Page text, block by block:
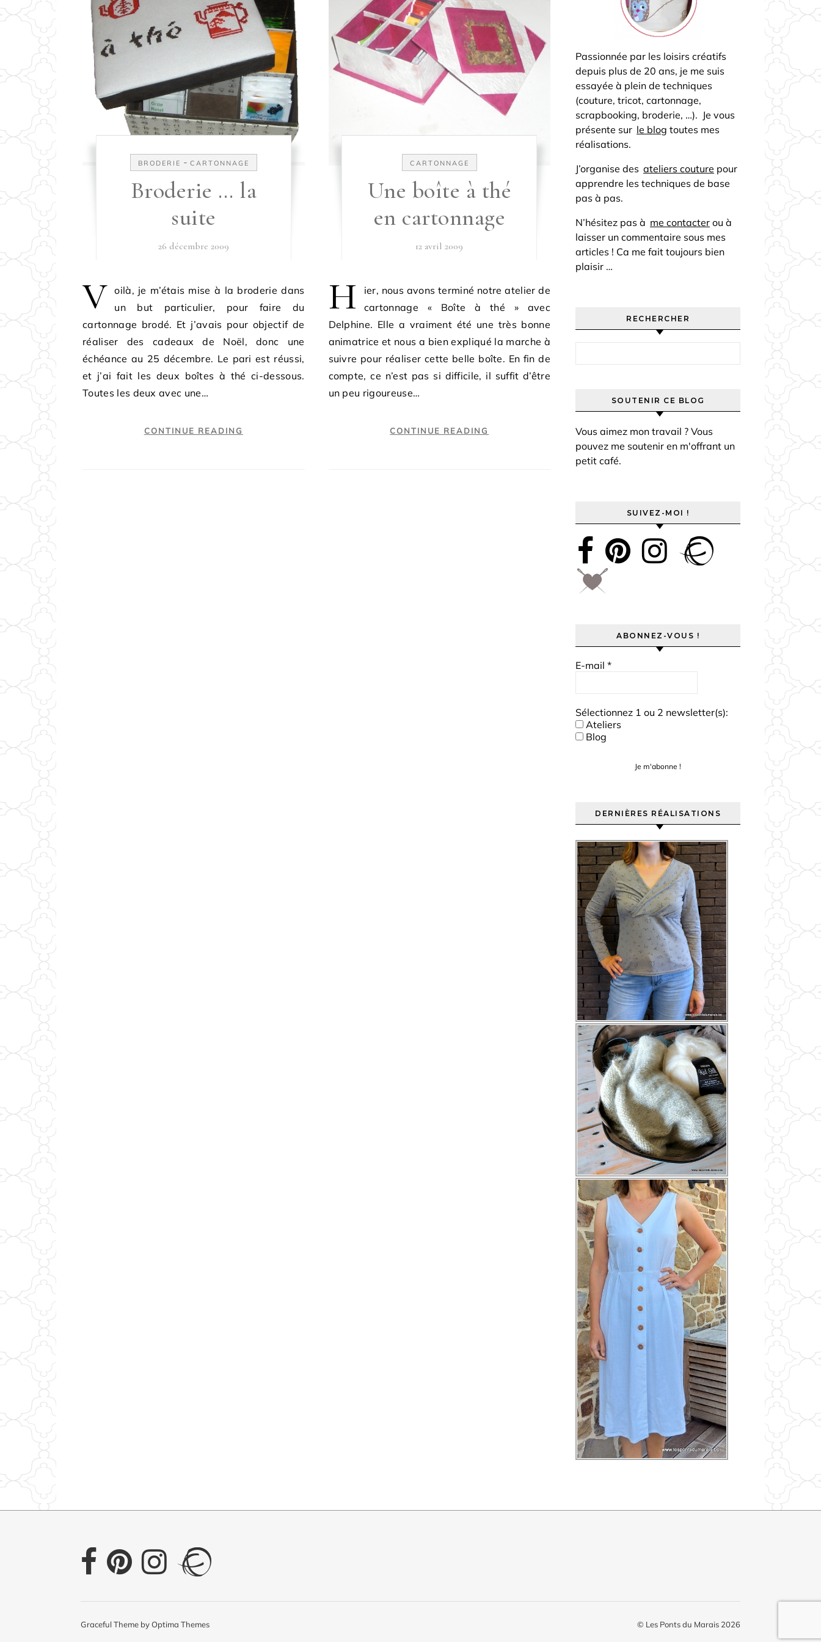
BRODERIE - CARTONNAGE
Broderie … la
suite
26 décembre 2009
V oilà, je m’étais mise à la broderie dans
un but particulier, pour faire du
cartonnage brodé. Et j’avais pour objectif de
réaliser des cadeaux de Noël, donc une
échéance au 25 décembre. Le pari est réussi,
et j’ai fait les deux boîtes à thé ci-dessous.
Toutes les deux avec une…
CONTINUE READING
CARTONNAGE
Une boîte à thé
en cartonnage
12 avril 2009
H
ier, nous avons terminé notre atelier de
cartonnage « Boîte à thé » avec
Delphine. Elle a vraiment été une très bonne
animatrice et nous a bien expliqué la marche à
suivre pour réaliser cette belle boîte. En fin de
compte, ce n’est pas si difficile, il suffit d’être
un peu rigoureuse…
CONTINUE READING
Passionnée par les loisirs créatifs
depuis plus de 20 ans, je me suis
essayée à plein de techniques
(couture, tricot, cartonnage,
scrapbooking, broderie, …). Je vous
présente sur le blog toutes mes
réalisations.
J’organise des ateliers couture pour
apprendre les techniques de base
pas à pas.
N’hésitez pas à me contacter ou à
laisser un commentaire sous mes
articles ! Ca me fait toujours bien
plaisir …
RECHERCHER
SOUTENIR CE BLOG
Vous aimez mon travail ? Vous
pouvez me soutenir en m'offrant un
petit café.
SUIVEZ-MOI !
ABONNEZ-VOUS !
E-mail *
Sélectionnez 1 ou 2 newsletter(s):
Ateliers
Blog
DERNIÈRES RÉALISATIONS
© Les Ponts du Marais 2026
Graceful Theme byOptima Themes